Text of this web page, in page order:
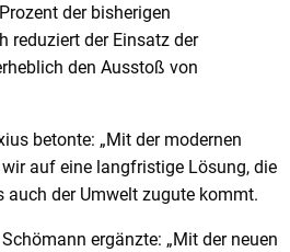
der bisherigen
reduziert der Einsatz der
den Ausstoß von
betonte: „Mit der modernen
auf eine langfristige Lösung, die
auch der Umwelt zugute kommt.
ergänzte: „Mit der neuen